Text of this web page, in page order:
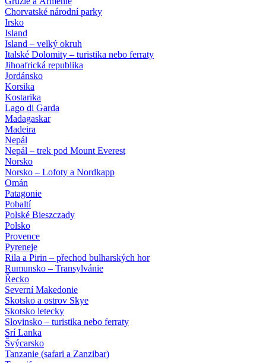
Chorvatské národní parky
Irsko
Island
Island – velký okruh
Italské Dolomity – turistika nebo ferraty
Jihoafrická republika
Jordánsko
Korsika
Kostarika
Lago di Garda
Madagaskar
Madeira
Nepál
Nepál – trek pod Mount Everest
Norsko
Norsko – Lofoty a Nordkapp
Omán
Patagonie
Pobaltí
Polské Bieszczady
Polsko
Provence
Pyreneje
Rila a Pirin – přechod bulharských hor
Rumunsko – Transylvánie
Řecko
Severní Makedonie
Skotsko a ostrov Skye
Skotsko letecky
Slovinsko – turistika nebo ferraty
Srí Lanka
Švýcarsko
Tanzanie (safari a Zanzibar)